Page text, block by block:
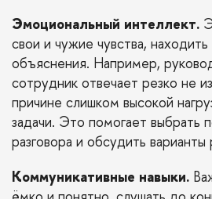
Эмоциональный интеллект.
свои и чужие чувства,
объяснения. Например,
сотрудник отвечает резко не
причине слишком высокой
задачи. Это помогает выбрать
разговора и обсудить
Коммуникативные навыки.